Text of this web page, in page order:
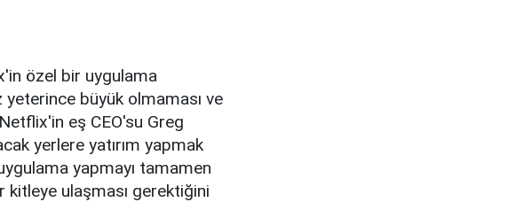
özel bir uygulama
büyük olmaması ve
eş CEO'su Greg
yerlere yatırım yapmak
yapmayı tamamen
kitleye ulaşması gerektiğini